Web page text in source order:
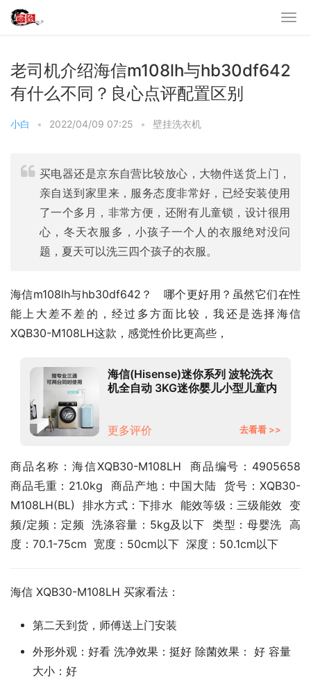
老司机介绍海信m108lh与hb30df642
有什么不同？良心点评配置区别
小白 • 2022/04/09 07:25 • 壁挂洗衣机
买电器还是京东自营比较放心，大物件送货上门，
亲自送到家里来，服务态度非常好，已经安装使用
了一个多月，非常方便，还附有儿童锁，设计很用
心，冬天衣服多，小孩子一个人的衣服绝对没问
题，夏天可以洗三四个孩子的衣服。
海信m108lh与hb30df642？   哪个更好用？虽然它们在性
能上大差不差的，经过多方面比较，我还是选择海信
XQB30-M108LH这款，感觉性价比更高些，
海信(Hisense)迷你系列 波轮洗衣
机全自动 3KG迷你婴儿小型儿童内
更多评价
去看看 >>
商品名称：海信XQB30-M108LH  商品编号：4905658
商品毛重：21.0kg  商品产地：中国大陆  货号：XQB30-
M108LH(BL)  排水方式：下排水  能效等级：三级能效  变
频/定频：定频  洗涤容量：5kg及以下  类型：母婴洗  高
度：70.1-75cm  宽度：50cm以下  深度：50.1cm以下
海信 XQB30-M108LH 买家看法：
第二天到货，师傅送上门安装
外形外观：好看 洗净效果：挺好 除菌效果： 好 容量
大小：好